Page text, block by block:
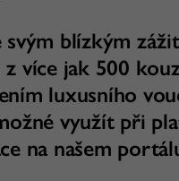
blízkým
více jak 500
luxusního
využít při
na našem